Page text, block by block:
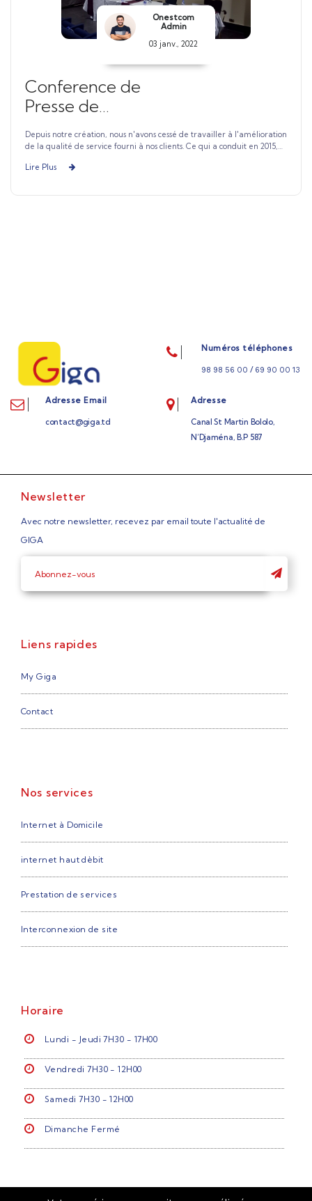
Onestcom
Admin
03 janv., 2022
Conference de
Presse de
Présentation de la
Marque GIGA
Depuis notre création, nous n'avons cessé de travailler à l'amélioration
de la qualité de service fourni à nos clients. Ce qui a conduit en 2015,
à déployer la technologie révolutionnaire O3B Networks de SES. Et en
pour la fourniture un meilleur service aux utilisateurs.
Lire Plus
Numéros téléphones
98 98 56 00 / 69 90 00 13
Adresse Email
contact@giga.td
Adresse
Canal St Martin Bololo,
N’Djaména, B.P 587
Newsletter
Avec notre newsletter, recevez par email toute l'actualité de
GIGA
Liens rapides
My Giga
Contact
Nos services
Internet à Domicile
internet haut dèbit
Prestation de services
Interconnexion de site
Horaire
Lundi - Jeudi 7H30 - 17H00
Vendredi 7H30 - 12H00
Samedi 7H30 - 12H00
Dimanche Fermé
Suivez-nous: